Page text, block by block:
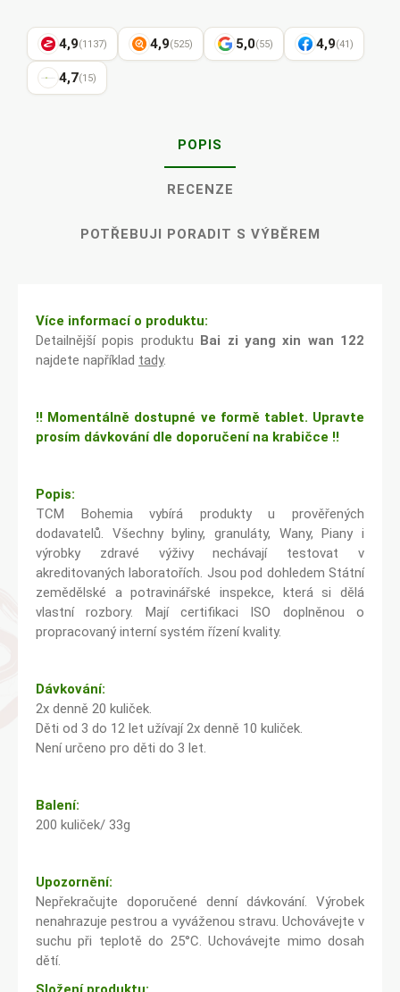
4,9(1137) 4,9(525) 5,0(55) 4,9(41)
4,7(15)
POPIS
RECENZE
POTŘEBUJI PORADIT S VÝBĚREM
Více informací o produktu:
Detailnější popis produktu Bai zi yang xin wan 122
najdete například tady.
!! Momentálně dostupné ve formě tablet. Upravte
prosím dávkování dle doporučení na krabičce !!
Popis:
TCM Bohemia vybírá produkty u prověřených
dodavatelů. Všechny byliny, granuláty, Wany, Piany i
výrobky zdravé výživy nechávají testovat v
akreditovaných laboratořích. Jsou pod dohledem Státní
zemědělské a potravinářské inspekce, která si dělá
vlastní rozbory. Mají certifikaci ISO doplněnou o
propracovaný interní systém řízení kvality.
Dávkování:
2x denně 20 kuliček.
Děti od 3 do 12 let užívají 2x denně 10 kuliček.
Není určeno pro děti do 3 let.
Balení:
200 kuliček/ 33g
Upozornění:
Nepřekračujte doporučené denní dávkování. Výrobek
nenahrazuje pestrou a vyváženou stravu. Uchovávejte v
suchu při teplotě do 25°C. Uchovávejte mimo dosah
dětí.